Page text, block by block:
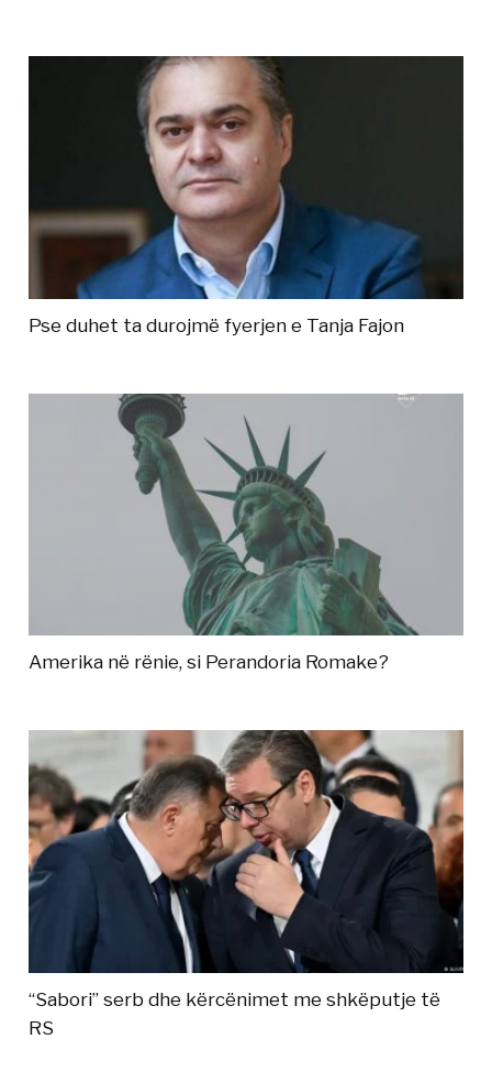
Pse duhet ta durojmë fyerjen e Tanja Fajon
Amerika në rënie, si Perandoria Romake?
“Sabori” serb dhe kërcënimet me shkëputje të
RS